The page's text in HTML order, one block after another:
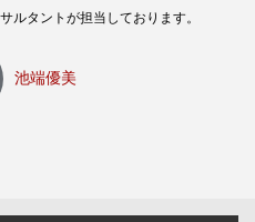
ルタントが担当しております。
池端優美